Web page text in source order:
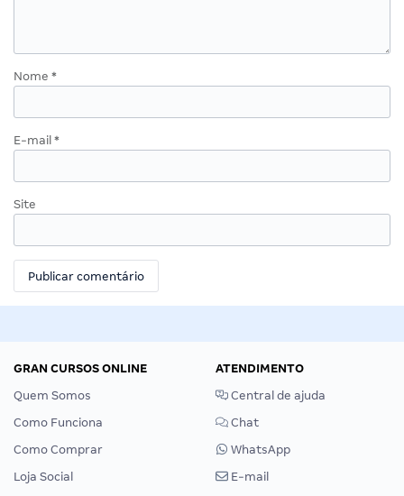
Nome *
E-mail *
Site
GRAN CURSOS ONLINE
Quem Somos
Como Funciona
Como Comprar
Loja Social
ATENDIMENTO
Central de ajuda
Chat
WhatsApp
E-mail